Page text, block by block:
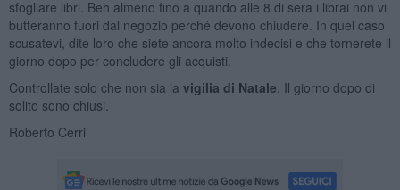
sfogliare libri. Beh almeno fino a quando alle 8 di sera i librai non vi
butteranno fuori dal negozio perché devono chiudere. In quel caso
scusatevi, dite loro che siete ancora molto indecisi e che tornerete il
giorno dopo per concludere gli acquisti.
Controllate solo che non sia la vigilia di Natale . Il giorno dopo di
solito sono chiusi.
Roberto Cerri